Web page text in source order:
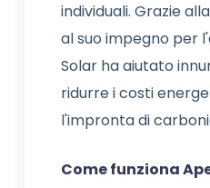
individuali. Grazie
al suo impegno per
Solar ha aiutato
ridurre i costi
l'impronta di
Come funziona